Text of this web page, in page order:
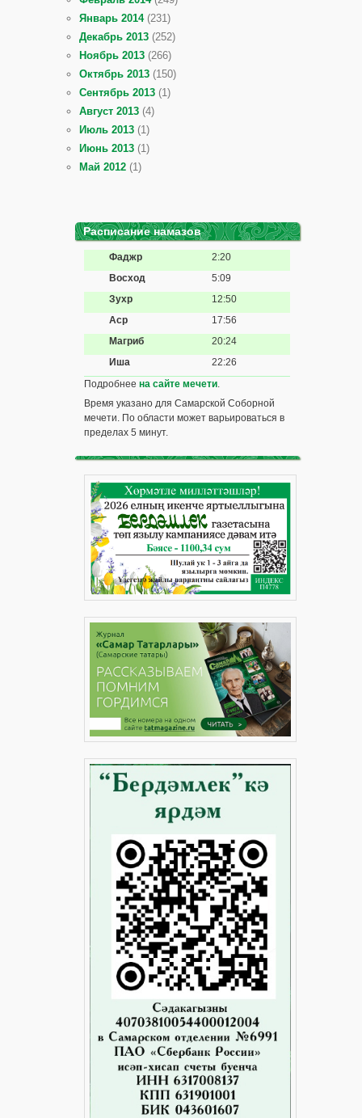
Январь 2014(231)
Декабрь 2013 (252)
Ноябрь 2013 (266)
Октябрь 2013 (150)
Сентябрь 2013 (1)
Август 2013 (4)
Июль 2013 (1)
Июнь 2013 (1)
Май 2012 (1)
Расписание намазов
Фаджр
2:20
Восход
5:09
Зухр
12:50
Аср
17:56
Магриб
20:24
Иша
22:26
Подробнее на сайте мечети
Время указано для Самарской Соборной
мечети. По области может варьироваться в
пределах 5 минут.